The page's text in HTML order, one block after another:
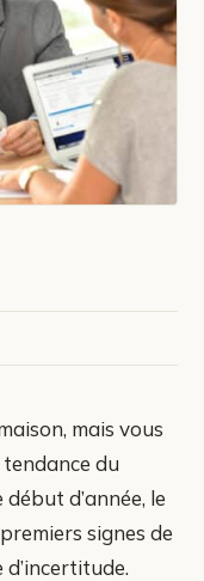
mais vous
tendance du
d’année, le
signes de